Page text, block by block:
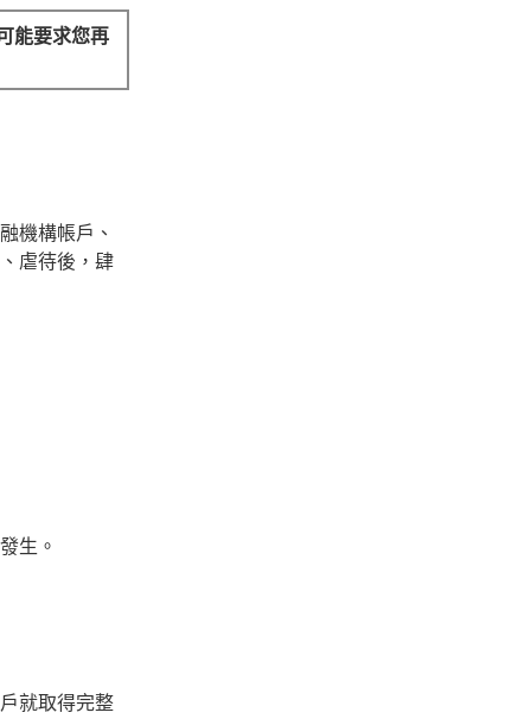
能要求您再
機構帳戶、
虐待後，肆
生。
就取得完整